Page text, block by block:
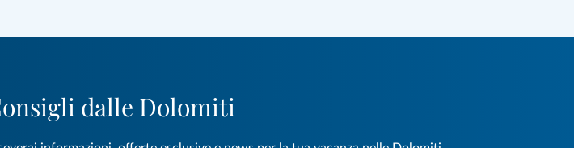
dalle Dolomiti